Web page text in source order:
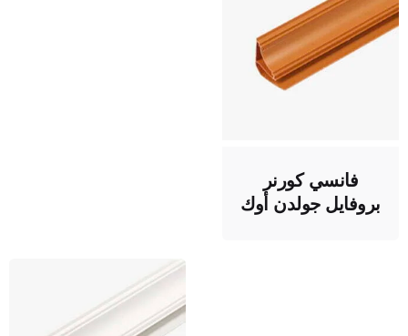
فانسي كورنر
بروفايل جولدن أوك